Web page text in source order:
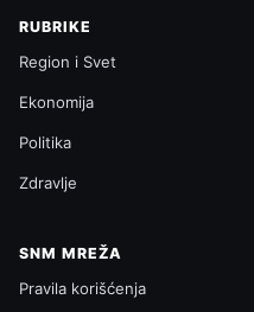
RUBRIKE
Region i Svet
Ekonomija
Politika
Zdravlje
SNM MREŽA
Pravila korišćenja